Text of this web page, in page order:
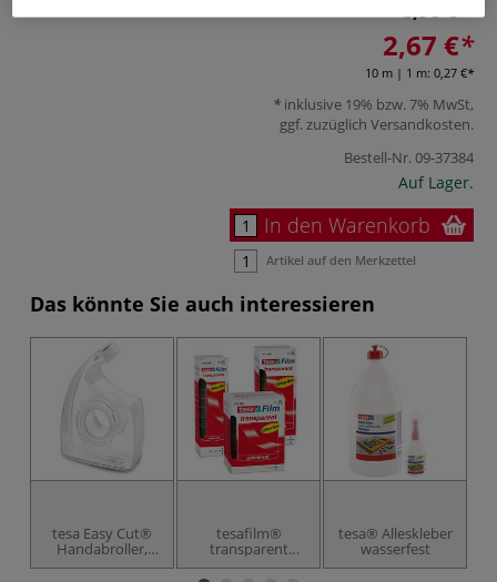
2,67 €
10 m | 1 m: 0,27 €
inklusive 19% bzw. 7% MwSt,
ggf. zuzüglich Versandkosten.
Bestell-Nr.09-37384
Auf Lager.
In den Warenkorb
Artikel auf den Merkzettel
Das könnte Sie auch interessieren
tesa Easy Cut®
Handabroller,
transparent, leer
tesafilm®
transparent
Office-Box
tesa® Alleskleber
wasserfest